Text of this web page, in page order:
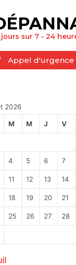
sur 7 - 24
Appel d'urgence
2026
M M J V
4 5 6 7
11 12 13 14
18 19 20 21
25 26 27 28